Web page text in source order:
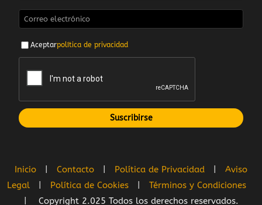
Aceptarpolítica de privacidad
Inicio Contacto Política de Privacidad
Aviso
Legal
Política de Cookies
Términos y Condiciones
| Copyright 2.025 Todos los derechos reservados.